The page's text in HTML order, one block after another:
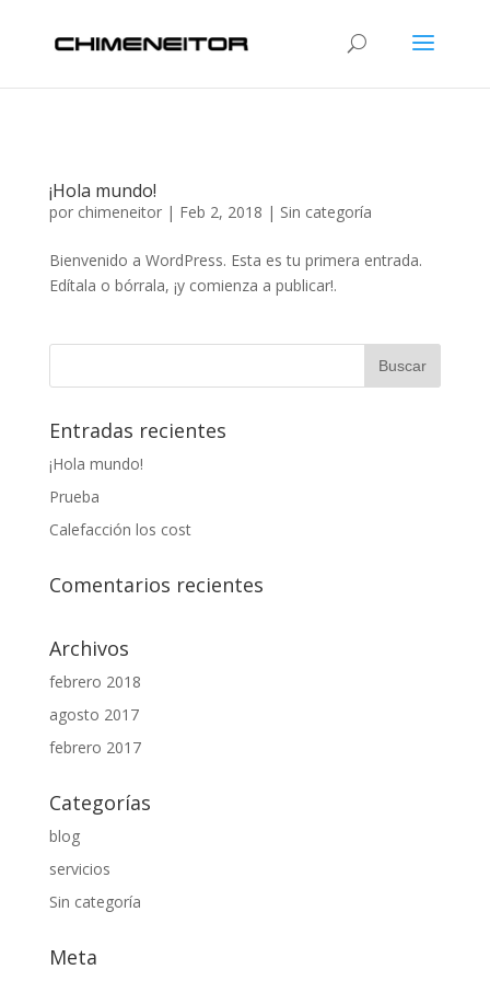
¡Hola mundo!
por chimeneitor| Feb 2, 2018 | Sin categoría
Bienvenido a WordPress. Esta es tu primera entrada.
Edítala o bórrala, ¡y comienza a publicar!.
Entradas recientes
¡Hola mundo!
Prueba
Calefacción los cost
Comentarios recientes
Archivos
febrero 2018
agosto 2017
febrero 2017
Categorías
blog
servicios
Sin categoría
Meta